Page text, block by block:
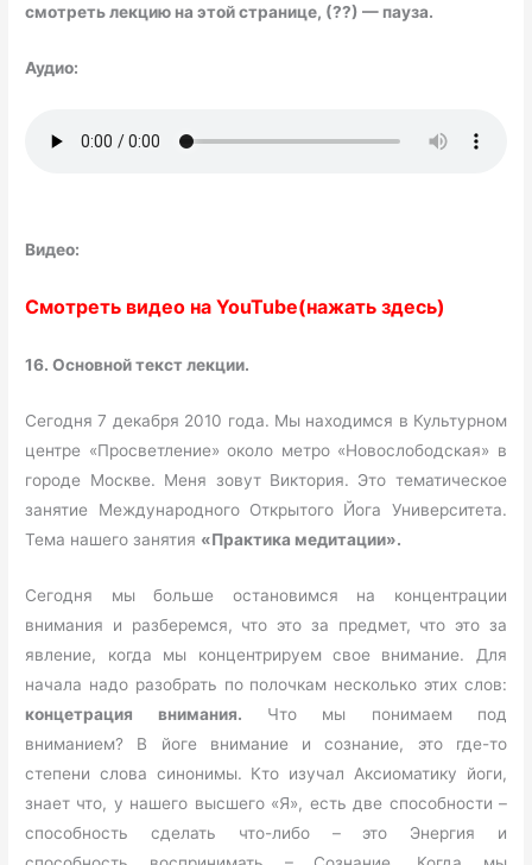
смотреть лекцию на этой странице, (??) — пауза.
Аудио:
Видео:
Смотреть видео на YouTube(нажать здесь)
16. Основной текст лекции.
Сегодня 7 декабря 2010 года. Мы находимся в Культурном
центре «Просветление» около метро «Новослободская» в
городе Москве. Меня зовут Виктория. Это тематическое
занятие Международного Открытого Йога Университета.
Тема нашего занятия «Практика медитации».
Сегодня мы больше остановимся на концентрации
внимания и разберемся, что это за предмет, что это за
явление, когда мы концентрируем свое внимание. Для
начала надо разобрать по полочкам несколько этих слов:
концетрация
внимания. Что мы понимаем под
вниманием? В йоге внимание и сознание, это где-то
степени слова синонимы. Кто изучал Аксиоматику йоги,
знает что, у нашего высшего «Я», есть две способности –
способность сделать что-либо – это Энергия и